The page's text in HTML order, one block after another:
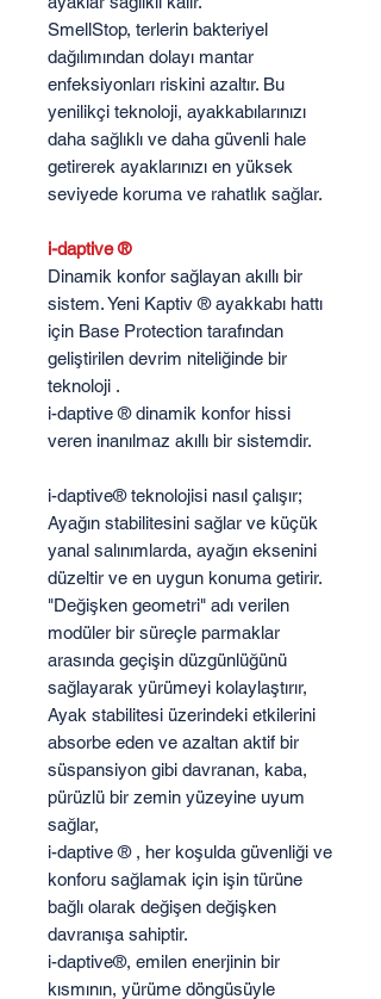
SmellStop, terlerin bakteriyel
dağılımından dolayı mantar
enfeksiyonları riskini azaltır. Bu
yenilikçi teknoloji, ayakkabılarınızı
daha sağlıklı ve daha güvenli hale
getirerek ayaklarınızı en yüksek
seviyede koruma ve rahatlık sağlar.
i-daptive ®
Dinamik konfor sağlayan akıllı bir
sistem. Yeni Kaptiv ® ayakkabı hattı
için Base Protection tarafından
geliştirilen devrim niteliğinde bir
teknoloji .
i-daptive ® dinamik konfor hissi
veren inanılmaz akıllı bir sistemdir.
i-daptive® teknolojisi nasıl çalışır;
Ayağın stabilitesini sağlar ve küçük
yanal salınımlarda, ayağın eksenini
düzeltir ve en uygun konuma getirir.
"Değişken geometri" adı verilen
modüler bir süreçle parmaklar
arasında geçişin düzgünlüğünü
sağlayarak yürümeyi kolaylaştırır,
Ayak stabilitesi üzerindeki etkilerini
absorbe eden ve azaltan aktif bir
süspansiyon gibi davranan, kaba,
pürüzlü bir zemin yüzeyine uyum
sağlar,
i-daptive ® , her koşulda güvenliği ve
konforu sağlamak için işin türüne
bağlı olarak değişen değişken
davranışa sahiptir.
i-daptive®, emilen enerjinin bir
kısmının, yürüme döngüsüyle